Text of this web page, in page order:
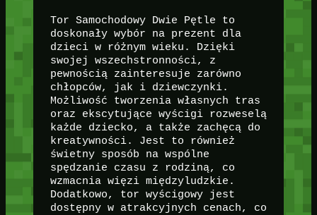
Tor Samochodowy Dwie Pętle to
doskonały wybór na prezent dla
dzieci w różnym wieku. Dzięki
swojej wszechstronności, z
pewnością zainteresuje zarówno
chłopców, jak i dziewczynki.
Możliwość tworzenia własnych tras
oraz ekscytujące wyścigi rozweselą
każde dziecko, a także zachęcą do
kreatywności. Jest to również
świetny sposób na wspólne
spędzanie czasu z rodziną, co
wzmacnia więzi międzyludzkie.
Dodatkowo, tor wyścigowy jest
dostępny w atrakcyjnych cenach, co